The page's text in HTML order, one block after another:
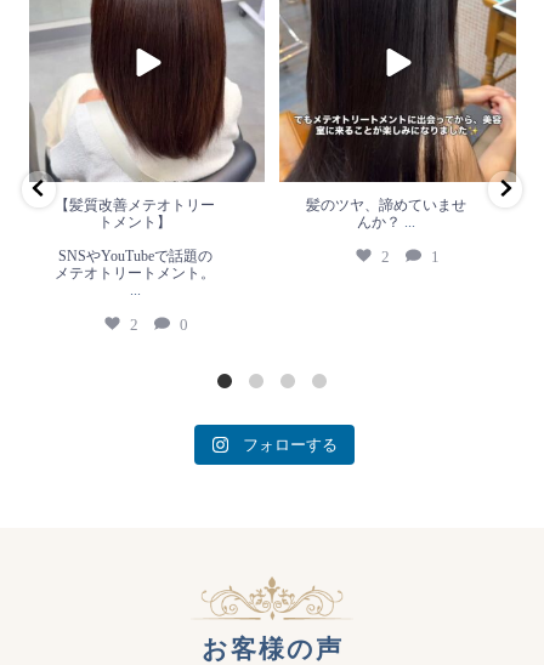
SNSやYouTubeで話題のメテオト
リートメント。
2 0
【髪質改善メテオトリー
トメント】
SNSやYouTubeで話題の
メテオトリートメント。
2 0
1
髪のツヤ、諦めていませ
んか？
2 1
フォローする
お客様の声